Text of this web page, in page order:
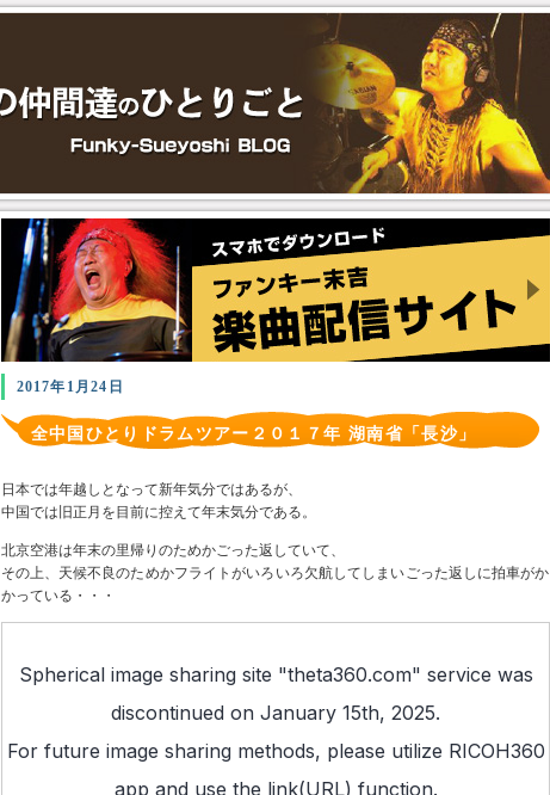
2017年1月24日
全中国ひとりドラムツアー２０１７年 湖南省「長沙」
日本では年越しとなって新年気分ではあるが、
中国では旧正月を目前に控えて年末気分である。
北京空港は年末の里帰りのためかごった返していて、
その上、天候不良のためかフライトがいろいろ欠航してしまいごった返しに拍車がか
かっている・・・